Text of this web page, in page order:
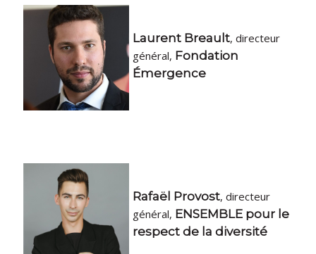
Laurent Breault, directeur
général, Fondation
Émergence
Rafaël Provost, directeur
général, ENSEMBLE pour le
respect de la diversité